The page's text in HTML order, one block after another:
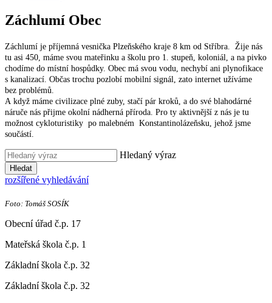
Záchlumí Obec
Záchlumí je příjemná vesnička Plzeňského kraje 8 km od Stříbra. Žije nás
tu asi 450, máme svou mateřinku a školu pro 1. stupeň, koloniál, a na pivko
chodíme do místní hospůdky. Obec má svou vodu, nechybí ani plynofikace
s kanalizací. Občas trochu pozlobí mobilní signál, zato internet užíváme
bez problémů.
A když máme civilizace plné zuby, stačí pár kroků, a do své blahodárné
náruče nás přijme okolní nádherná příroda. Pro ty aktivnější z nás je tu
možnost cykloturistiky po malebném Konstantinolázeňsku, jehož jsme
součástí.
Hledaný výraz
Hledat
rozšířené vyhledávání
Foto: Tomáš SOSÍK
Obecní úřad č.p. 17
Mateřská škola č.p. 1
Základní škola č.p. 32
Základní škola č.p. 32